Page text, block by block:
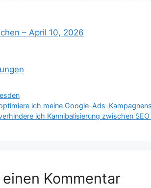
– April 10, 2026
ich meine Google-Ads-
ich Kannibalisierung zwischen
Kommentar